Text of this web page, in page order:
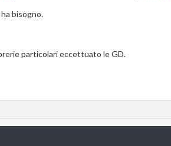
bisogno.
particolari eccettuato le GD.